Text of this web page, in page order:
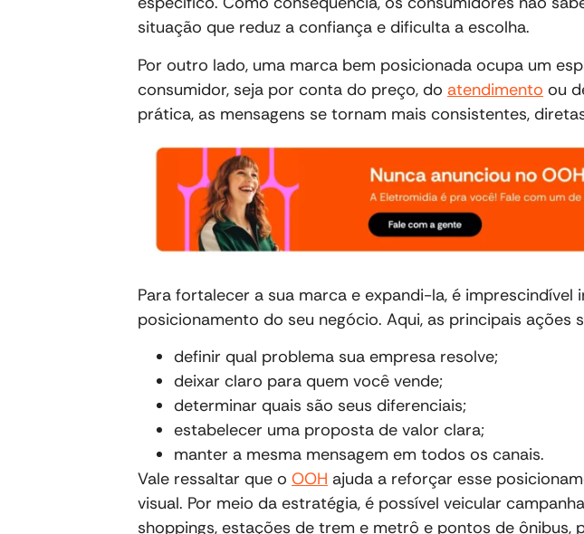
situação que reduz a confiança e dificulta a escolha.
Por outro lado, uma marca bem posicionada ocupa um
consumidor, seja por conta do preço, do atendimento ou
prática, as mensagens se tornam mais consistentes,
Para fortalecer a sua marca e expandi-la, é imprescindível
posicionamento do seu negócio. Aqui, as principais ações
definir qual problema sua empresa resolve;
deixar claro para quem você vende;
determinar quais são seus diferenciais;
estabelecer uma proposta de valor clara;
manter a mesma mensagem em todos os canais.
Vale ressaltar que o OOH ajuda a reforçar esse
visual. Por meio da estratégia, é possível veicular
shoppings, estações de trem e metrô e pontos de ônibus,